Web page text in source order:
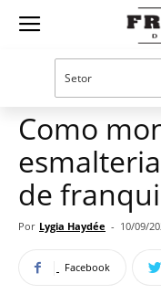
Guia
Dicas para franqueados
Como
de
Por Lygia Haydée - 10/09/
Facebook